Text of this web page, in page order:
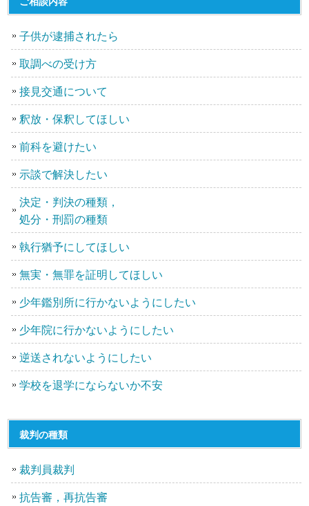
子供が逮捕されたら
取調べの受け方
接見交通について
釈放・保釈してほしい
前科を避けたい
示談で解決したい
決定・判決の種類，
処分・刑罰の種類
執行猶予にしてほしい
無実・無罪を証明してほしい
少年鑑別所に行かないようにしたい
少年院に行かないようにしたい
逆送されないようにしたい
学校を退学にならないか不安
裁判の種類
裁判員裁判
抗告審，再抗告審